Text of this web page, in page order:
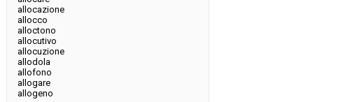
allocazione
allocco
alloctono
allocutivo
allocuzione
allodola
allofono
allogare
allogeno